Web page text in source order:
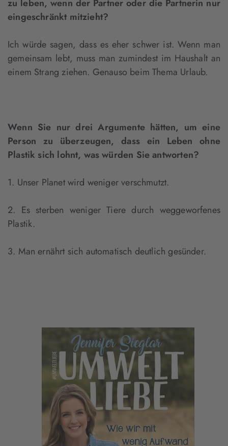
zu leben, wenn der Partner oder die Partnerin nur
eingeschränkt mitzieht?
Ich würde sagen, dass es eher schwer ist. Wenn man
gemeinsam lebt, muss man zumindest im Haushalt an
einem Strang ziehen. Genauso beim Thema Urlaub.
Wenn Sie nur drei Argumente hätten, um eine
Person zu überzeugen, dass ein Leben ohne
Plastik sich lohnt, was würden Sie antworten?
1. Unser Planet wird weniger verschmutzt.
2. Es sterben weniger Tiere durch weggeworfenes
Plastik.
3. Man ernährt sich automatisch deutlich gesünder.